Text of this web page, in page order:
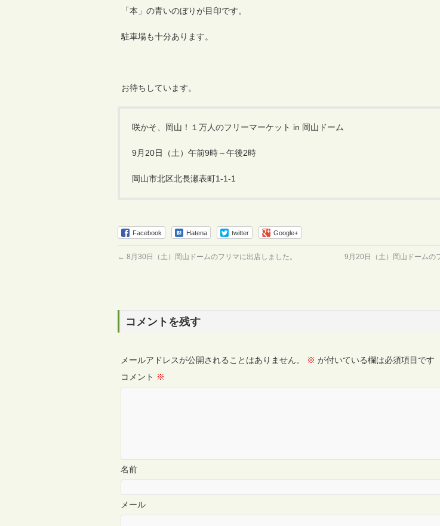
「本」の青いのぼりが目印です。
駐車場も十分あります。
お待ちしています。
咲かそ、岡山！１万人のフリーマーケット in 岡山ドーム
9月20日（土）午前9時～午後2時
岡山市北区北長瀬表町1-1-1
Facebook Hatena twitter Google+
← 8月30日（土）岡山ドームのフリマに出店しました。 9月20日（土）岡山ドームの
コメントを残す
メールアドレスが公開されることはありません。 ※ が付いている欄は必須項目です
コメント ※
名前
メール